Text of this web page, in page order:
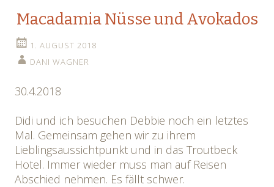
Macadamia Nüsse und Avokados
1. AUGUST 2018
DANI WAGNER
30.4.2018
Didi und ich besuchen Debbie noch ein letztes
Mal. Gemeinsam gehen wir zu ihrem
Lieblingsaussichtpunkt und in das Troutbeck
Hotel. Immer wieder muss man auf Reisen
Abschied nehmen. Es fällt schwer.